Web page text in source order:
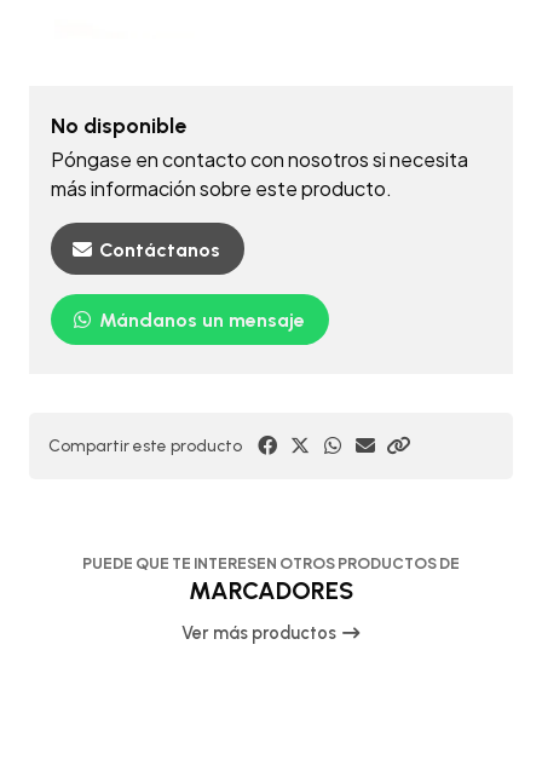
No disponible
Póngase en contacto con nosotros si necesita
más información sobre este producto.
Contáctanos
Mándanos un mensaje
Compartir este producto
PUEDE QUE TE INTERESEN OTROS PRODUCTOS DE
MARCADORES
Ver más productos